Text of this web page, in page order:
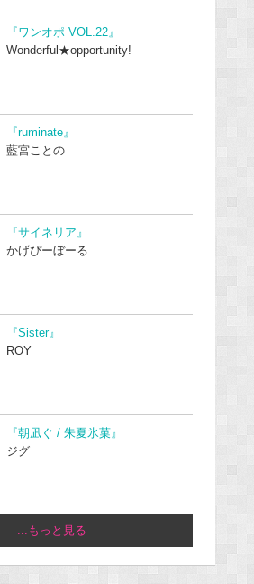
『ワンオポ VOL.22』
Wonderful★opportunity!
『ruminate』
藍宮ことの
『サイネリア』
かげぴーぼーる
『Sister』
ROY
『朝凪ぐ / 朱夏氷菓』
ジグ
...もっと見る